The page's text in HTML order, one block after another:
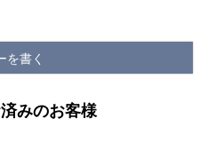
を書く
みのお客様